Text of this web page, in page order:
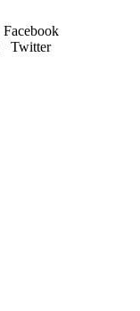
Facebook
Twitter